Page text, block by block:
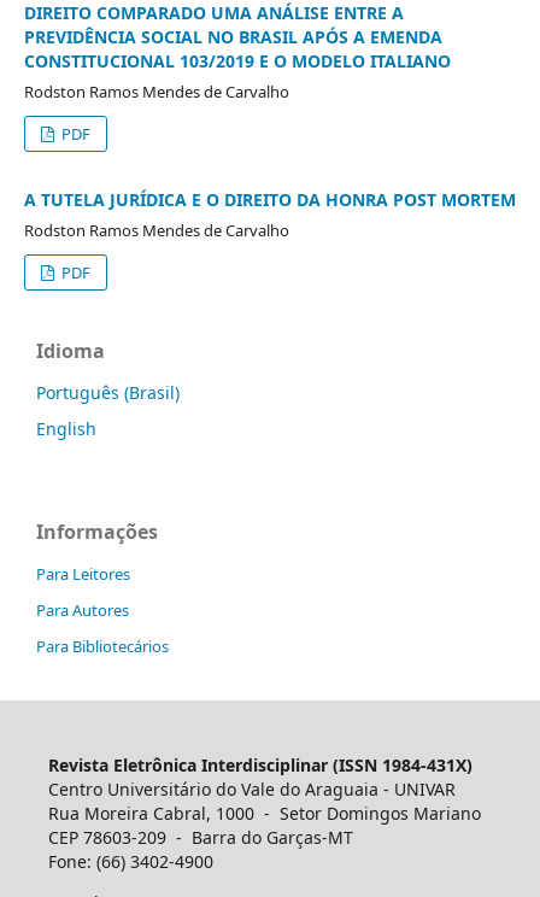
DIREITO COMPARADO UMA ANÁLISE ENTRE A
PREVIDÊNCIA SOCIAL NO BRASIL APÓS A EMENDA
CONSTITUCIONAL 103/2019 E O MODELO ITALIANO
Rodston Ramos Mendes de Carvalho
PDF
A TUTELA JURÍDICA E O DIREITO DA HONRA POST MORTEM
Rodston Ramos Mendes de Carvalho
PDF
Idioma
Português (Brasil)
English
Informações
Para Leitores
Para Autores
Para Bibliotecários
Revista Eletrônica Interdisciplinar (ISSN 1984-431X)
Centro Universitário do Vale do Araguaia - UNIVAR
Rua Moreira Cabral, 1000 - Setor Domingos Mariano
CEP 78603-209 - Barra do Garças-MT
Fone: (66) 3402-4900